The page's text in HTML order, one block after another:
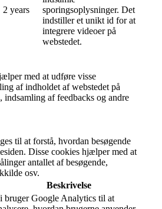
2 years
sporingsoplysninger. Det
indstiller et unikt id for at
integrere videoer på
webstedet.
med at udføre visse
af indholdet af webstedet på
indsamling af feedbacks og andre
til at forstå, hvordan besøgende
Disse cookies hjælper med at
antallet af besøgende,
osv.
Beskrivelse
bruger Google Analytics til at